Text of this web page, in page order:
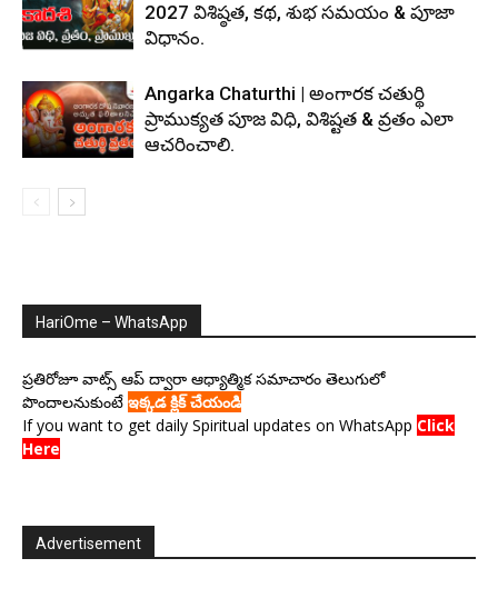
2027 విశిష్ఠత, కథ, శుభ సమయం & పూజా
విధానం.
Angarka Chaturthi | అంగారక చతుర్థి
ప్రాముక్యత పూజ విధి, విశిష్టత & వ్రతం ఎలా
ఆచరించాలి.
HariOme – WhatsApp
ప్రతిరోజూ వాట్స్ ఆప్ ద్వారా ఆధ్యాత్మిక సమాచారం తెలుగులో
పొందాలనుకుంటే ఇక్కడ క్లిక్ చేయండి
If you want to get daily Spiritual updates on WhatsApp Click
Here
Advertisement